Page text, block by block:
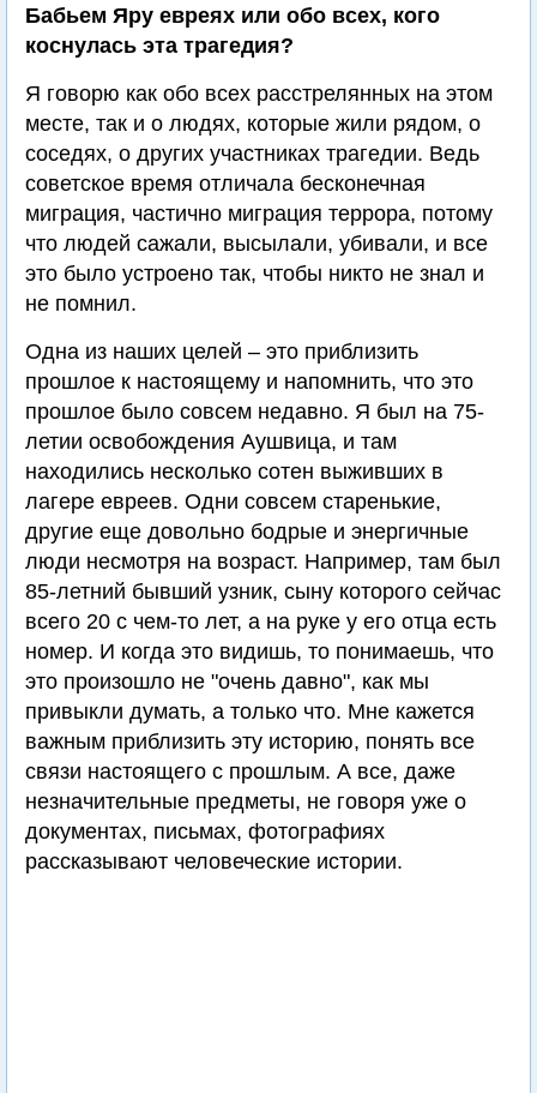
Бабьем Яру евреях или обо всех, кого
коснулась эта трагедия?
Я говорю как обо всех расстрелянных на этом
месте, так и о людях, которые жили рядом, о
соседях, о других участниках трагедии. Ведь
советское время отличала бесконечная
миграция, частично миграция террора, потому
что людей сажали, высылали, убивали, и все
это было устроено так, чтобы никто не знал и
не помнил.
Одна из наших целей – это приблизить
прошлое к настоящему и напомнить, что это
прошлое было совсем недавно. Я был на 75-
летии освобождения Аушвица, и там
находились несколько сотен выживших в
лагере евреев. Одни совсем старенькие,
другие еще довольно бодрые и энергичные
люди несмотря на возраст. Например, там был
85-летний бывший узник, сыну которого сейчас
всего 20 с чем-то лет, а на руке у его отца есть
номер. И когда это видишь, то понимаешь, что
это произошло не "очень давно", как мы
привыкли думать, а только что. Мне кажется
важным приблизить эту историю, понять все
связи настоящего с прошлым. А все, даже
незначительные предметы, не говоря уже о
документах, письмах, фотографиях
рассказывают человеческие истории.